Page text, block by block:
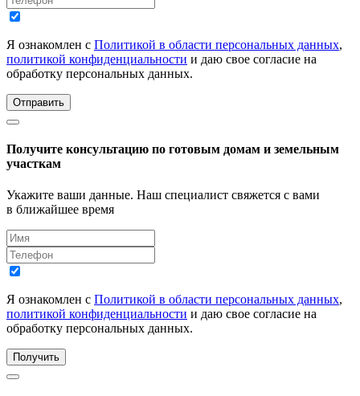
Я ознакомлен с Политикой в области персональных данных,
политикой конфиденциальности и даю свое согласие на
обработку персональных данных.
Отправить
Получите консультацию по готовым домам и земельным
участкам
Укажите ваши данные. Наш специалист свяжется с вами
в ближайшее время
Я ознакомлен с Политикой в области персональных данных,
политикой конфиденциальности и даю свое согласие на
обработку персональных данных.
Получить